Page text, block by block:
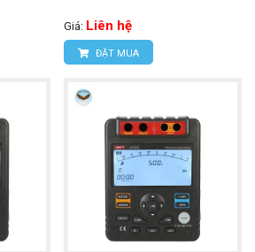
Giá: Liên hệ
ĐẶT MUA